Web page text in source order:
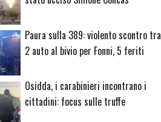
Paura sulla 389: violento scontro tra
2 auto al bivio per Fonni, 5 feriti
Osidda, i carabinieri incontrano i
cittadini: focus sulle truffe